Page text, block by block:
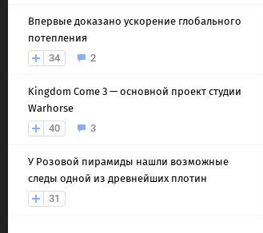
Впервые доказано ускорение глобального
потепления
34
2
Kingdom Come 3 — основной проект студии
Warhorse
40
3
У Розовой пирамиды нашли возможные
следы одной из древнейших плотин
31